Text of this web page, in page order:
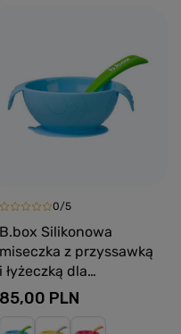
0/5
B.box Silikonowa
miseczka z przyssawką
i łyżeczką dla
niemowlaka i dziecka
Ocean Breeze
85,00 PLN